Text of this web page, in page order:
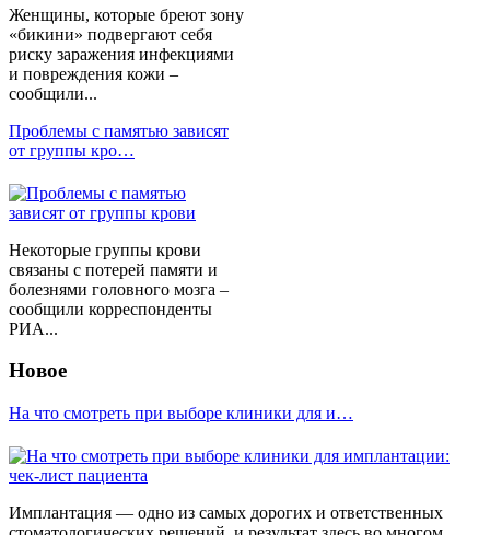
Женщины, которые бреют зону
«бикини» подвергают себя
риску заражения инфекциями
и повреждения кожи –
сообщили...
Проблемы с памятью зависят
от группы кро…
Некоторые группы крови
связаны с потерей памяти и
болезнями головного мозга –
сообщили корреспонденты
РИА...
Новое
На что смотреть при выборе клиники для и…
Имплантация — одно из самых дорогих и ответственных